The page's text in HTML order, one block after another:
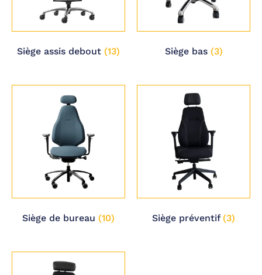
Siège assis debout (13) Siège bas (3)
Siège de bureau (10) Siège préventif (3)